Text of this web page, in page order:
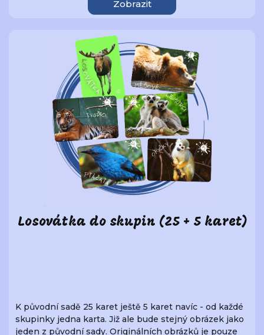
Zobrazit
Losovátka do skupin (25 + 5 karet)
K původní sadě 25 karet ještě 5 karet navíc - od každé
skupinky jedna karta. Již ale bude stejný obrázek jako
jeden z původní sady. Originálních obrázků je pouze